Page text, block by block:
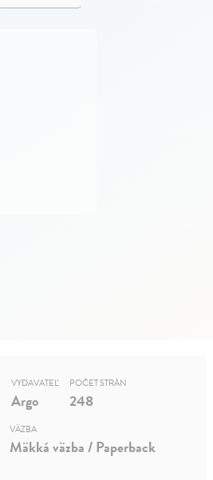
VYDAVATEĽ
Argo
POČET STRÁN
248
VÄZBA
Mäkká väzba / Paperback